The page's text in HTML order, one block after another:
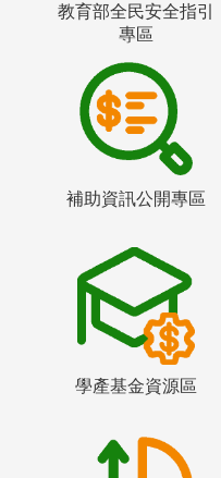
教育部全民安全指引
專區
補助資訊公開專區
學產基金資源區